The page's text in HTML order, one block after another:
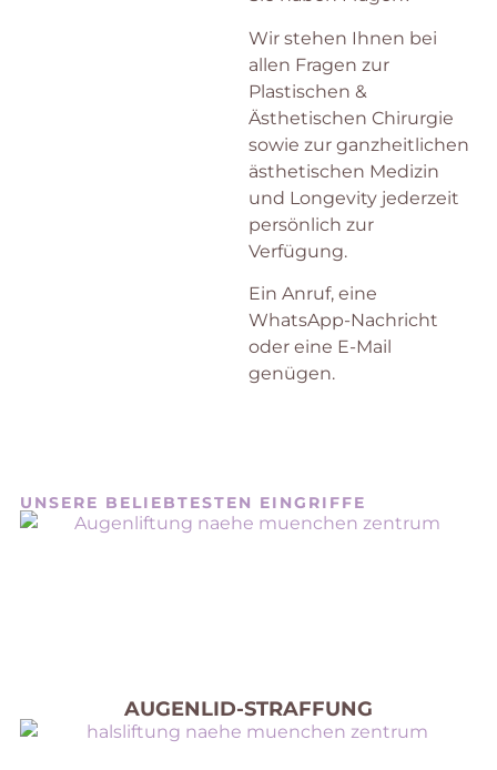
Wir stehen Ihnen bei
allen Fragen zur
Plastischen &
Ästhetischen Chirurgie
sowie zur ganzheitlichen
ästhetischen Medizin
und Longevity jederzeit
persönlich zur
Verfügung.
Ein Anruf, eine
WhatsApp-Nachricht
oder eine E-Mail
genügen.
UNSERE BELIEBTESTEN EINGRIFFE
AUGENLID-STRAFFUNG